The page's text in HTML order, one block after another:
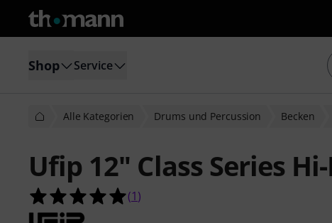
Shop Service
Alle Kategorien Drums und Percussion Becken
Ufip 12" Class Series
5.0 von 5 Sternen aus 1
(1)